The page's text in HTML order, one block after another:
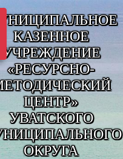
КАЗЕННОЕ
УЧРЕЖДЕНИЕ
«РЕСУРСНО-
ЦЕНТР»
УВАТСКОГО
ОКРУГА